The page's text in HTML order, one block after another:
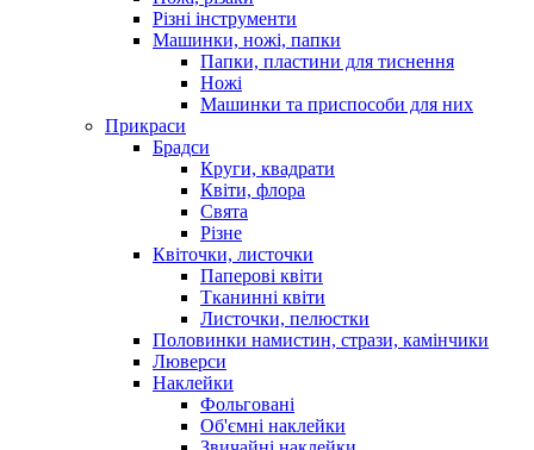
Різні інструменти
Машинки, ножі, папки
Папки, пластини для тиснення
Ножі
Машинки та приспособи для них
Прикраси
Брадси
Круги, квадрати
Квіти, флора
Свята
Різне
Квіточки, листочки
Паперові квіти
Тканинні квіти
Листочки, пелюстки
Половинки намистин, стрази, камінчики
Люверси
Наклейки
Фольговані
Об'ємні наклейки